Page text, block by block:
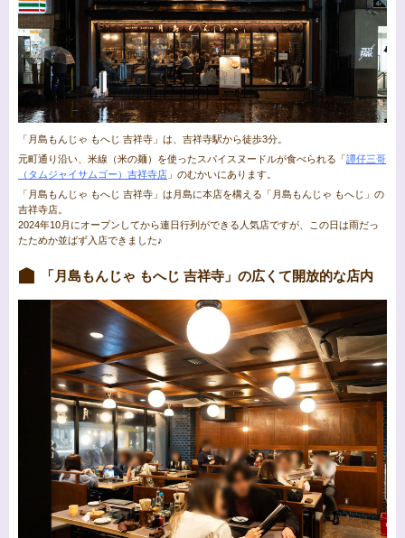
「月島もんじゃ もへじ 吉祥寺」は、吉祥寺駅から徒歩3分。
元町通り沿い、米線（米の麺）を使ったスパイスヌードルが食べられる「譚仔三哥
（タムジャイサムゴー）吉祥寺店 」のむかいにあります。
「月島もんじゃ もへじ 吉祥寺」は月島に本店を構える「月島もんじゃ もへじ」の
吉祥寺店。
2024年10月にオープンしてから連日行列ができる人気店ですが、この日は雨だっ
たためか並ばず入店できました♪
「月島もんじゃ もへじ 吉祥寺」の広くて開放的な店内